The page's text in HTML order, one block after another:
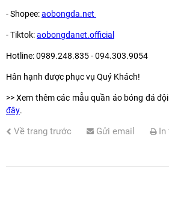
- Shopee:aobongda.net
- Tiktok:aobongdanet.official
Hotline: 0989.248.835 - 094.303.9054
Hân hạnh được phục vụ Quý Khách!
>> Xem thêm các mẫu quần áo bóng đá
đây.
Về trang trước Gửi email In